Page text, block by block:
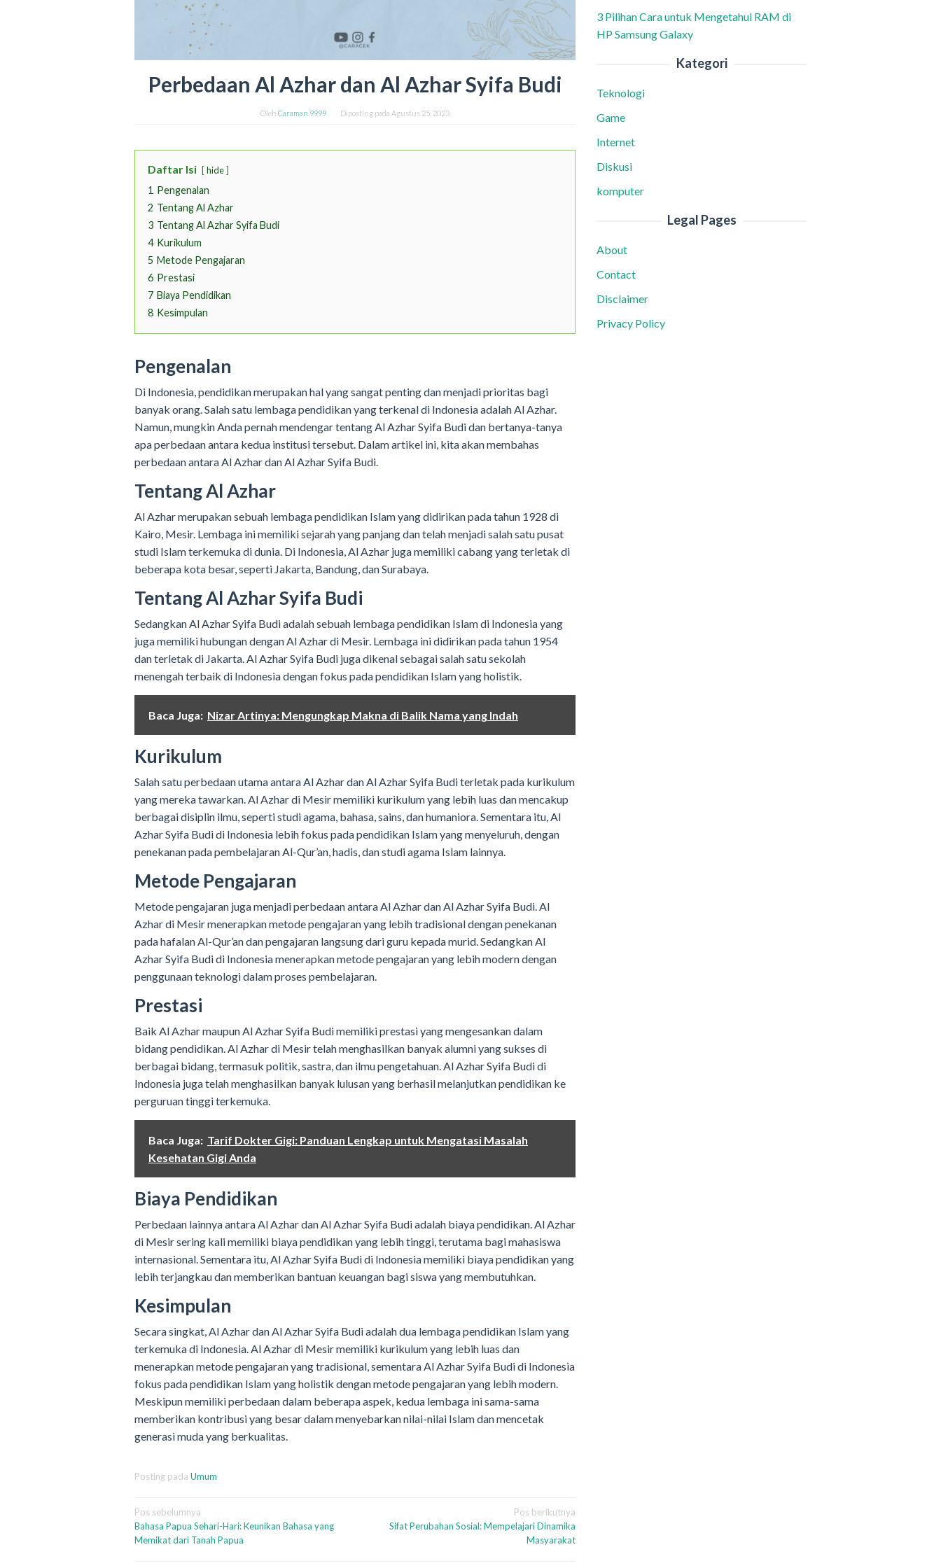
Perbedaan Al Azhar dan Al Azhar Syifa Budi
Oleh Caraman 9999 Diposting pada Agustus 25, 2023
Daftar Isi hide
1 Pengenalan
2 Tentang Al Azhar
3 Tentang Al Azhar Syifa Budi
4 Kurikulum
5 Metode Pengajaran
6 Prestasi
7 Biaya Pendidikan
8 Kesimpulan
Pengenalan
Di Indonesia, pendidikan merupakan hal yang sangat penting dan menjadi prioritas bagi
banyak orang. Salah satu lembaga pendidikan yang terkenal di Indonesia adalah Al Azhar.
Namun, mungkin Anda pernah mendengar tentang Al Azhar Syifa Budi dan bertanya-tanya
apa perbedaan antara kedua institusi tersebut. Dalam artikel ini, kita akan membahas
perbedaan antara Al Azhar dan Al Azhar Syifa Budi.
Tentang Al Azhar
Al Azhar merupakan sebuah lembaga pendidikan Islam yang didirikan pada tahun 1928 di
Kairo, Mesir. Lembaga ini memiliki sejarah yang panjang dan telah menjadi salah satu pusat
studi Islam terkemuka di dunia. Di Indonesia, Al Azhar juga memiliki cabang yang terletak di
beberapa kota besar, seperti Jakarta, Bandung, dan Surabaya.
Tentang Al Azhar Syifa Budi
Sedangkan Al Azhar Syifa Budi adalah sebuah lembaga pendidikan Islam di Indonesia yang
juga memiliki hubungan dengan Al Azhar di Mesir. Lembaga ini didirikan pada tahun 1954
dan terletak di Jakarta. Al Azhar Syifa Budi juga dikenal sebagai salah satu sekolah
menengah terbaik di Indonesia dengan fokus pada pendidikan Islam yang holistik.
Baca Juga: Nizar Artinya: Mengungkap Makna di Balik Nama yang Indah
Kurikulum
Salah satu perbedaan utama antara Al Azhar dan Al Azhar Syifa Budi terletak pada kurikulum
yang mereka tawarkan. Al Azhar di Mesir memiliki kurikulum yang lebih luas dan mencakup
berbagai disiplin ilmu, seperti studi agama, bahasa, sains, dan humaniora. Sementara itu, Al
Azhar Syifa Budi di Indonesia lebih fokus pada pendidikan Islam yang menyeluruh, dengan
penekanan pada pembelajaran Al-Qur’an, hadis, dan studi agama Islam lainnya.
Metode Pengajaran
Metode pengajaran juga menjadi perbedaan antara Al Azhar dan Al Azhar Syifa Budi. Al
Azhar di Mesir menerapkan metode pengajaran yang lebih tradisional dengan penekanan
pada hafalan Al-Qur’an dan pengajaran langsung dari guru kepada murid. Sedangkan Al
Azhar Syifa Budi di Indonesia menerapkan metode pengajaran yang lebih modern dengan
penggunaan teknologi dalam proses pembelajaran.
Prestasi
Baik Al Azhar maupun Al Azhar Syifa Budi memiliki prestasi yang mengesankan dalam
bidang pendidikan. Al Azhar di Mesir telah menghasilkan banyak alumni yang sukses di
berbagai bidang, termasuk politik, sastra, dan ilmu pengetahuan. Al Azhar Syifa Budi di
Indonesia juga telah menghasilkan banyak lulusan yang berhasil melanjutkan pendidikan ke
perguruan tinggi terkemuka.
Baca Juga: Tarif Dokter Gigi: Panduan Lengkap untuk Mengatasi Masalah
Kesehatan Gigi Anda
Biaya Pendidikan
Perbedaan lainnya antara Al Azhar dan Al Azhar Syifa Budi adalah biaya pendidikan. Al Azhar
di Mesir sering kali memiliki biaya pendidikan yang lebih tinggi, terutama bagi mahasiswa
internasional. Sementara itu, Al Azhar Syifa Budi di Indonesia memiliki biaya pendidikan yang
lebih terjangkau dan memberikan bantuan keuangan bagi siswa yang membutuhkan.
Kesimpulan
Secara singkat, Al Azhar dan Al Azhar Syifa Budi adalah dua lembaga pendidikan Islam yang
terkemuka di Indonesia. Al Azhar di Mesir memiliki kurikulum yang lebih luas dan
menerapkan metode pengajaran yang tradisional, sementara Al Azhar Syifa Budi di Indonesia
fokus pada pendidikan Islam yang holistik dengan metode pengajaran yang lebih modern.
Meskipun memiliki perbedaan dalam beberapa aspek, kedua lembaga ini sama-sama
memberikan kontribusi yang besar dalam menyebarkan nilai-nilai Islam dan mencetak
generasi muda yang berkualitas.
Posting pada Umum
Navigasi
pos
Pos sebelumnya
Bahasa Papua Sehari-Hari: Keunikan Bahasa yang
Memikat dari Tanah Papua
Pos berikutnya
Sifat Perubahan Sosial: Mempelajari Dinamika
Masyarakat
3 Pilihan Cara untuk Mengetahui RAM di
HP Samsung Galaxy
Kategori
Teknologi
Game
Internet
Diskusi
komputer
Legal Pages
About
Contact
Disclaimer
Privacy Policy